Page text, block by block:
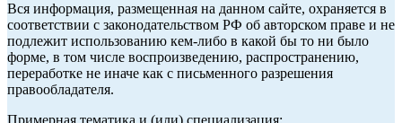
Вся информация, размещенная на данном сайте, охраняется в
соответствии с законодательством РФ об авторском праве и не
подлежит использованию кем-либо в какой бы то ни было
форме, в том числе воспроизведению, распространению,
переработке не иначе как с письменного разрешения
правообладателя.